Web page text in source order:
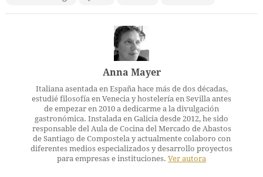
Anna Mayer
Italiana asentada en España hace más de dos décadas,
estudié filosofía en Venecia y hostelería en Sevilla antes
de empezar en 2010 a dedicarme a la divulgación
gastronómica. Instalada en Galicia desde 2012, he sido
responsable del Aula de Cocina del Mercado de Abastos
de Santiago de Compostela y actualmente colaboro con
diferentes medios especializados y desarrollo proyectos
para empresas e instituciones. Ver autora